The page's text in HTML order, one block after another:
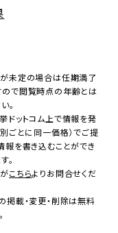
未定の場合は任期満了
で閲覧時点の年齢とは
。
ドットコム上で情報を発
ごとに同一価格）でご提
報を書き込むことができ
。
こちらよりお問合せくだ
掲載・変更・削除は無料